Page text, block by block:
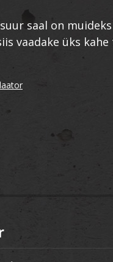
saal on
vaadake üks